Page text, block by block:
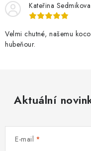
Kateřina Sedmikova
Velmi chutné, našemu
hubeňour.
Aktuální
E-mail